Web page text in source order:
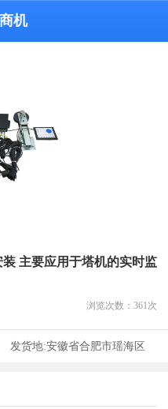
机
主要应用于塔机的实时监
浏览次数： 361 次
发货地:安徽省合肥市瑶海区